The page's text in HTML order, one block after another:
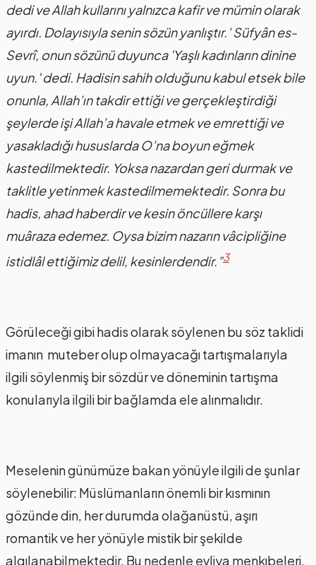
dedi ve Allah kullarını yalnızca kafir ve mümin olarak
ayırdı. Dolayısıyla senin sözün yanlıştır.’ Süfyân es-
Sevrî, onun sözünü duyunca 'Yaşlı kadınların dinine
uyun.' dedi. Hadisin sahih olduğunu kabul etsek bile
onunla, Allah’ın takdir ettiği ve gerçekleştirdiği
şeylerde işi Allah’a havale etmek ve emrettiği ve
yasakladığı hususlarda O’na boyun eğmek
kastedilmektedir. Yoksa nazardan geri durmak ve
taklitle yetinmek kastedilmemektedir. Sonra bu
hadis, ahad haberdir ve kesin öncüllere karşı
muâraza edemez. Oysa bizim nazarın vâcipliğine
istidlâl ettiğimiz delil, kesinlerdendir.”3
Görüleceği gibi hadis olarak söylenen bu söz taklidi
imanın muteber olup olmayacağı tartışmalarıyla
ilgili söylenmiş bir sözdür ve döneminin tartışma
konularıyla ilgili bir bağlamda ele alınmalıdır.
Meselenin günümüze bakan yönüyle ilgili de şunlar
söylenebilir: Müslümanların önemli bir kısmının
gözünde din, her durumda olağanüstü, aşırı
romantik ve her yönüyle mistik bir şekilde
algılanabilmektedir. Bu nedenle evliya menkıbeleri,